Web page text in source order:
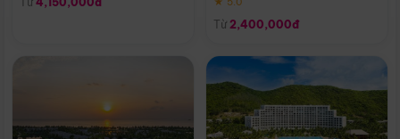
Từ 2,400,000đ